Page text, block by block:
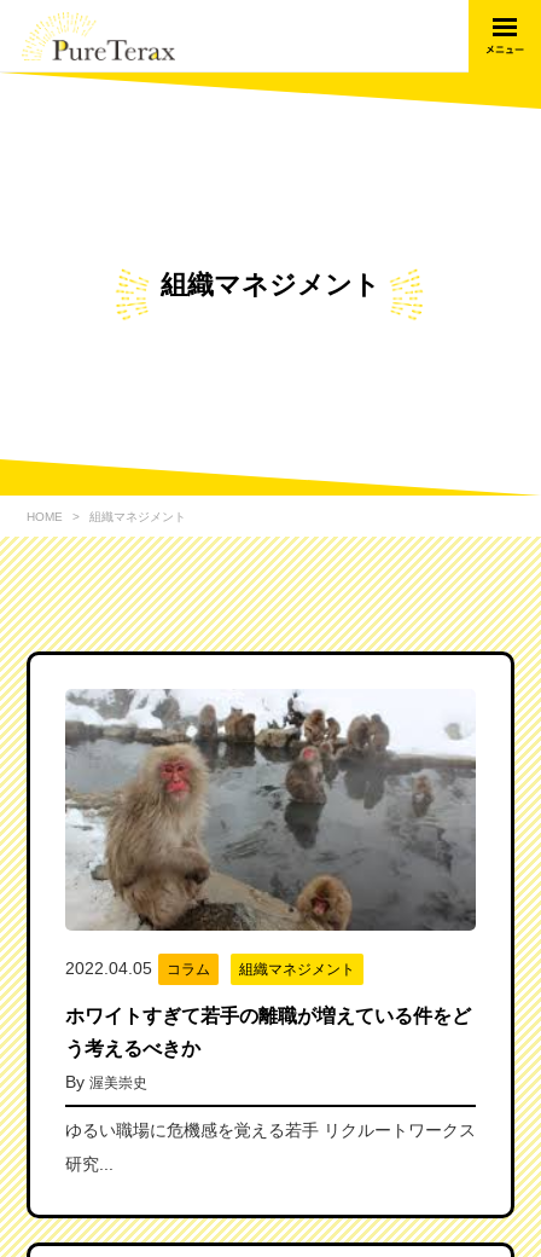
組織マネジメント
HOME 組織マネジメント
2022.04.05 コラム 組織マネジメント
ホワイトすぎて若手の離職が増えている件をど
う考えるべきか
By 渥美崇史
ゆるい職場に危機感を覚える若手 リクルートワークス
研究...